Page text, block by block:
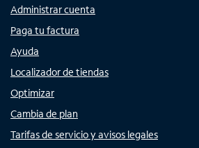
Administrar cuenta
Paga tu factura
Ayuda
Localizador de tiendas
Optimizar
Cambia de plan
Tarifas de servicio y avisos legales